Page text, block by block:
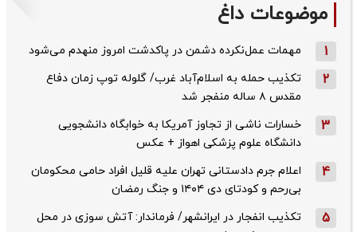
موضوعات داغ
1 مهمات عمل‌نکرده دشمن در پاکدشت امروز منهدم می‌شود
2
تکذیب حمله به اسلام‌آباد غرب/ گلوله توپ زمان دفاع
مقدس ۸ ساله منفجر شد
3
خسارات ناشی از تجاوز آمریکا به خوابگاه دانشجویی
دانشگاه علوم پزشکی اهواز + عکس
4
اعلام جرم دادستانی تهران علیه قلیل افراد حامی محکومان
بی‌رحم و کودتای دی‌ ۱۴۰۴ و جنگ رمضان
5
تکذیب ‌انفجار در ایرانشهر/ فرماندار: آتش سوزی در محل